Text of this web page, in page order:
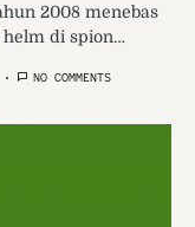
2008 menebas
di spion…
NO COMMENTS